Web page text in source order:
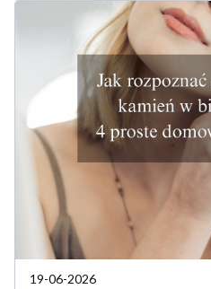
19-06-2026